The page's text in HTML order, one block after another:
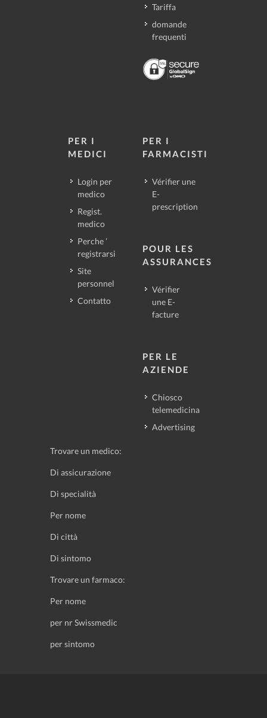
Tariffa
domande
frequenti
PER I
MEDICI
Login per
medico
Regist.
medico
Perche ’
registrarsi
Site
personnel
Contatto
PER I
FARMACISTI
Vérifier une
E-
prescription
POUR LES
ASSURANCES
Vérifier
une E-
facture
PER LE
AZIENDE
Chiosco
telemedicina
Advertising
Trovare un medico:
Di assicurazione
Di specialità
Per nome
Di città
Di sintomo
Trovare un farmaco:
Per nome
per nr Swissmedic
per sintomo